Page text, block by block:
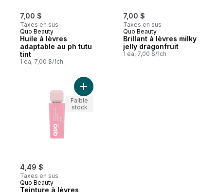
7,00 $
Taxes en sus
Quo Beauty
Huile à lèvres
adaptable au ph tutu
tint
1 ea, 7,00 $/1ch
7,00 $
Taxes en sus
Quo Beauty
Brillant à lèvres milky
jelly dragonfruit
1 ea, 7,00 $/1ch
4,49 $
Taxes en sus
Quo Beauty
Teinture à lèvres
Ajouter Teinture à lèvres brillante au
Faible
stock